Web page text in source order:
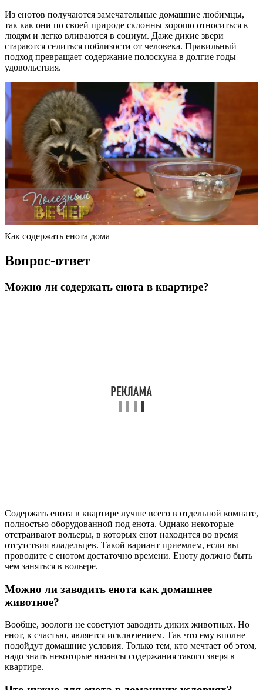
Из енотов получаются замечательные домашние любимцы,
так как они по своей природе склонны хорошо относиться к
людям и легко вливаются в социум. Даже дикие звери
стараются селиться поблизости от человека. Правильный
подход превращает содержание полоскуна в долгие годы
удовольствия.
Как содержать енота дома
Вопрос-ответ
Можно ли содержать енота в квартире?
Содержать енота в квартире лучше всего в отдельной комнате,
полностью оборудованной под енота. Однако некоторые
отстраивают вольеры, в которых енот находится во время
отсутствия владельцев. Такой вариант приемлем, если вы
проводите с енотом достаточно времени. Еноту должно быть
чем заняться в вольере.
Можно ли заводить енота как домашнее
животное?
Вообще, зоологи не советуют заводить диких животных. Но
енот, к счастью, является исключением. Так что ему вполне
подойдут домашние условия. Только тем, кто мечтает об этом,
надо знать некоторые нюансы содержания такого зверя в
квартире.